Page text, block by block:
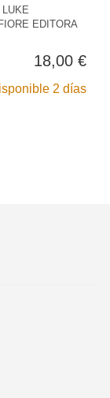
EDITORA
18,00 €
2 días